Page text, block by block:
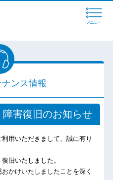
メニュー
ンス情報
害復旧のお知らせ
用いただきまして、誠に有り
旧いたしました。
かけいたしましたことを深く